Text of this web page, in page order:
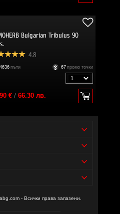
Bulgarian Tribulus 90
4.8
4636 пъти 67 промо точки
€/ 66.30 лв.
- Всички права запазени.